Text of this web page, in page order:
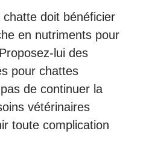
doit bénéficier
en nutriments pour
lui des
pour chattes
de continuer la
vétérinaires
toute complication